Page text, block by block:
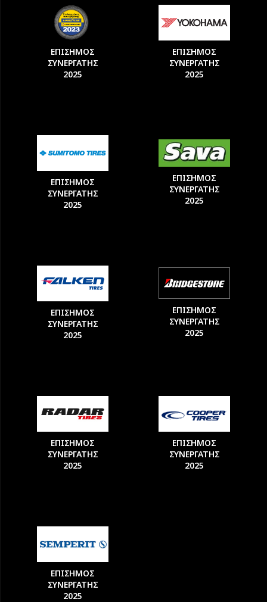
ΕΠΙΣΗΜΟΣ
ΣΥΝΕΡΓΑΤΗΣ
2025
ΕΠΙΣΗΜΟΣ
ΣΥΝΕΡΓΑΤΗΣ
2025
ΕΠΙΣΗΜΟΣ
ΣΥΝΕΡΓΑΤΗΣ
2025
ΕΠΙΣΗΜΟΣ
ΣΥΝΕΡΓΑΤΗΣ
2025
ΕΠΙΣΗΜΟΣ
ΣΥΝΕΡΓΑΤΗΣ
2025
ΕΠΙΣΗΜΟΣ
ΣΥΝΕΡΓΑΤΗΣ
2025
ΕΠΙΣΗΜΟΣ
ΣΥΝΕΡΓΑΤΗΣ
2025
ΕΠΙΣΗΜΟΣ
ΣΥΝΕΡΓΑΤΗΣ
2025
ΕΠΙΣΗΜΟΣ
ΣΥΝΕΡΓΑΤΗΣ
2025